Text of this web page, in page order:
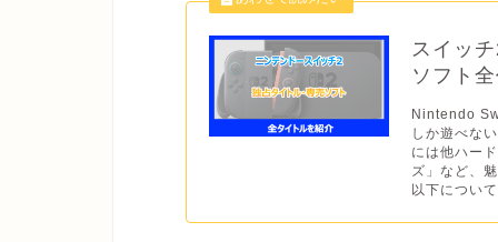
スイッ
ソフト
Nintendo
しか遊べな
には他ハー
ズ」など、
以下につい